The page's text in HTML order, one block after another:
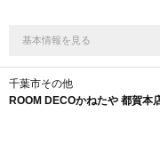
基本情報を見る
千葉市その他
ROOM DECOかねたや 都賀本